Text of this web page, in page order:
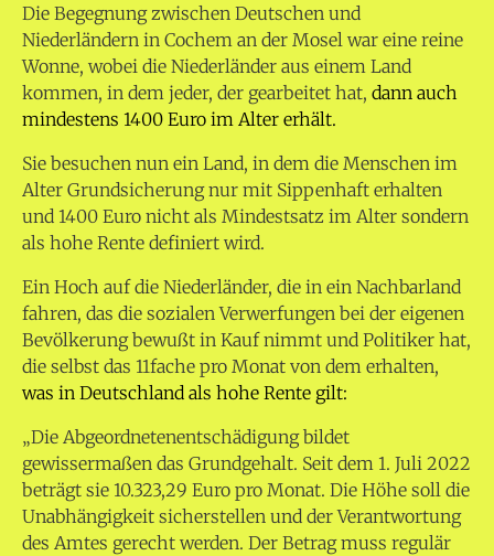
Die Begegnung zwischen Deutschen und
Niederländern in Cochem an der Mosel war eine reine
Wonne, wobei die Niederländer aus einem Land
kommen, in dem jeder, der gearbeitet hat, dann auch
mindestens 1400 Euro im Alter erhält.
Sie besuchen nun ein Land, in dem die Menschen im
Alter Grundsicherung nur mit Sippenhaft erhalten
und 1400 Euro nicht als Mindestsatz im Alter sondern
als hohe Rente definiert wird.
Ein Hoch auf die Niederländer, die in ein Nachbarland
fahren, das die sozialen Verwerfungen bei der eigenen
Bevölkerung bewußt in Kauf nimmt und Politiker hat,
die selbst das 11fache pro Monat von dem erhalten,
was in Deutschland als hohe Rente gilt:
„Die Abgeordnetenentschädigung bildet
gewissermaßen das Grundgehalt. Seit dem 1. Juli 2022
beträgt sie 10.323,29 Euro pro Monat. Die Höhe soll die
Unabhängigkeit sicherstellen und der Verantwortung
des Amtes gerecht werden. Der Betrag muss regulär